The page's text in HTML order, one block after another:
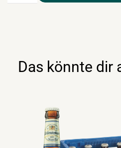
Das könnte dir